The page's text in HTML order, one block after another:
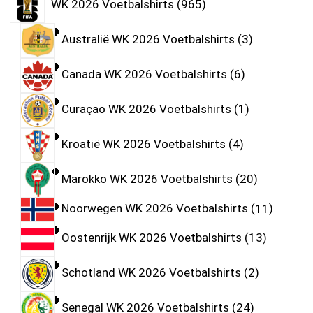
WK 2026 Voetbalshirts 965
Australië WK 2026 Voetbalshirts 3
Canada WK 2026 Voetbalshirts 6
Curaçao WK 2026 Voetbalshirts 1
Kroatië WK 2026 Voetbalshirts 4
Marokko WK 2026 Voetbalshirts 20
Noorwegen WK 2026 Voetbalshirts 11
Oostenrijk WK 2026 Voetbalshirts 13
Schotland WK 2026 Voetbalshirts 2
Senegal WK 2026 Voetbalshirts 24